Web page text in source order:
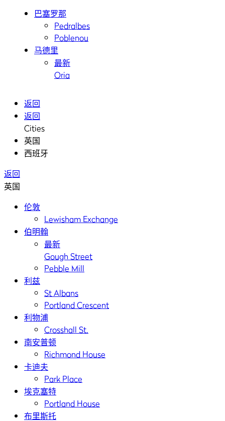
巴塞罗那
Pedralbes
Poblenou
马德里
最新
Oria
返回
返回
Cities
英国
西班牙
返回
英国
伦敦
Lewisham Exchange
伯明翰
最新
Gough Street
Pebble Mill
利兹
St Albans
Portland Crescent
利物浦
Crosshall St.
南安普顿
Richmond House
卡迪夫
Park Place
埃克塞特
Portland House
布里斯托